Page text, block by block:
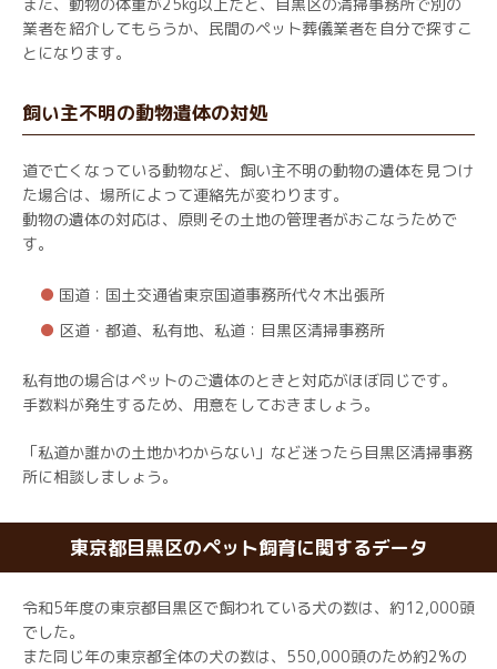
業者を紹介してもらうか、民間のペット葬儀業者を自分で探すこ
とになります。
飼い主不明の動物遺体の対処
道で亡くなっている動物など、飼い主不明の動物の遺体を見つけ
た場合は、場所によって連絡先が変わります。
動物の遺体の対応は、原則その土地の管理者がおこなうためで
す。
国道：国土交通省東京国道事務所代々木出張所
区道・都道、私有地、私道：目黒区清掃事務所
私有地の場合はペットのご遺体のときと対応がほぼ同じです。
手数料が発生するため、用意をしておきましょう。
「私道か誰かの土地かわからない」など迷ったら目黒区清掃事務
所に相談しましょう。
東京都目黒区のペット飼育に関するデータ
令和5年度の東京都目黒区で飼われている犬の数は、約12,000頭
でした。
また同じ年の東京都全体の犬の数は、550,000頭のため約2%の